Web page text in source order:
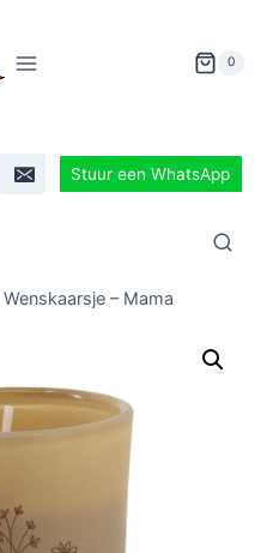
0
Stuur een WhatsApp
Wenskaarsje – Mama